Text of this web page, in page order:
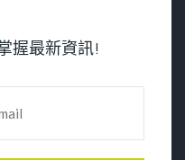
握最新資訊!